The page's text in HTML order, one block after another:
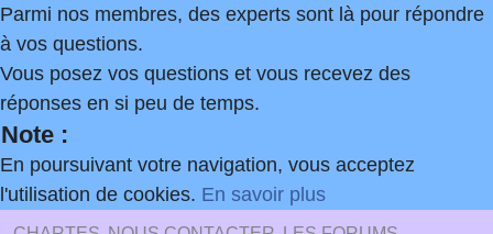
Parmi nos membres, des experts sont là pour répondre
à vos questions.
Vous posez vos questions et vous recevez des
réponses en si peu de temps.
Note :
En poursuivant votre navigation, vous acceptez
l'utilisation de cookies. En savoir plus